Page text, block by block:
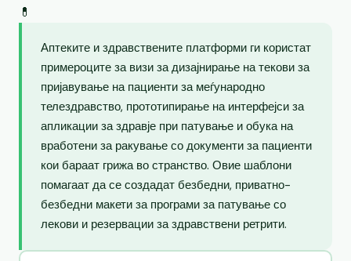
💊
Аптеките и здравствените платформи ги користат
примероците за визи за дизајнирање на текови за
пријавување на пациенти за меѓународно
телездравство, прототипирање на интерфејси за
апликации за здравје при патување и обука на
вработени за ракување со документи за пациенти
кои бараат грижа во странство. Овие шаблони
помагаат да се создадат безбедни, приватно-
безбедни макети за програми за патување со
лекови и резервации за здравствени ретрити.